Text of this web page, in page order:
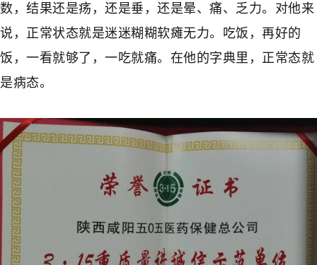
数，结果还是疡，还是垂，还是晕、痛、乏力。对他来
说，正常状态就是迷迷糊糊软瘫无力。吃饭，再好的
饭，一看就够了，一吃就痛。在他的字典里，正常态就
是病态。